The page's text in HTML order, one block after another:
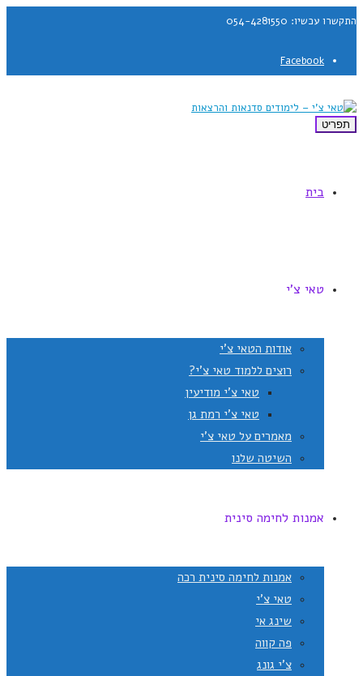
התקשרו עכשיו: 054-4281550
Facebook
תפריט
בית
טאי צ'י
אודות הטאי צ'י
רוצים ללמוד טאי צ'י?
טאי צ'י מודיעין
טאי צ'י רמת גן
מאמרים על טאי צ'י
השיטה שלנו
אמנות לחימה סינית
אמנות לחימה סינית רכה
טאי צ'י
שינג אי
פה קווה
צ'י גונג